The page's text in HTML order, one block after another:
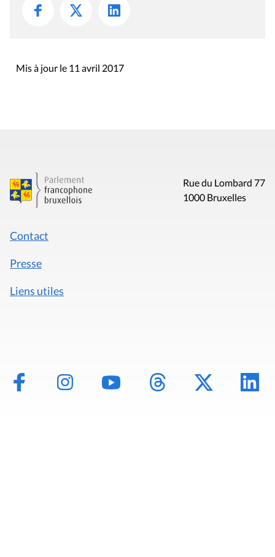
Mis à jour le 11 avril 2017
Rue du Lombard 77
1000 Bruxelles
Contact
Presse
Liens utiles